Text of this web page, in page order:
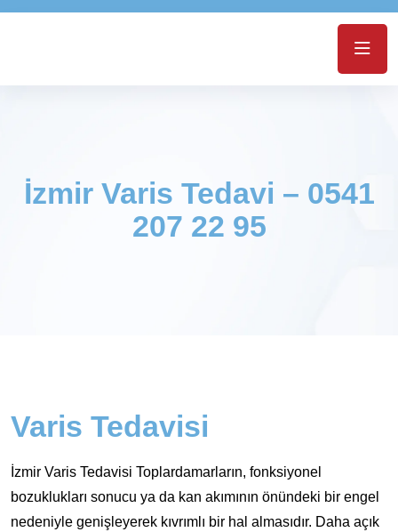
İzmir Varis Tedavi – 0541
207 22 95
Varis Tedavisi
İzmir Varis Tedavisi Toplardamarların, fonksiyonel
bozuklukları sonucu ya da kan akımının önündeki bir engel
nedeniyle genişleyerek kıvrımlı bir hal almasıdır. Daha açık